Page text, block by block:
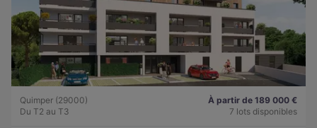
Quimper (29000)
Du T2 au T3
À partir de 189 000 €
7 lots disponibles